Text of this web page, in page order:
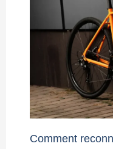
Comment